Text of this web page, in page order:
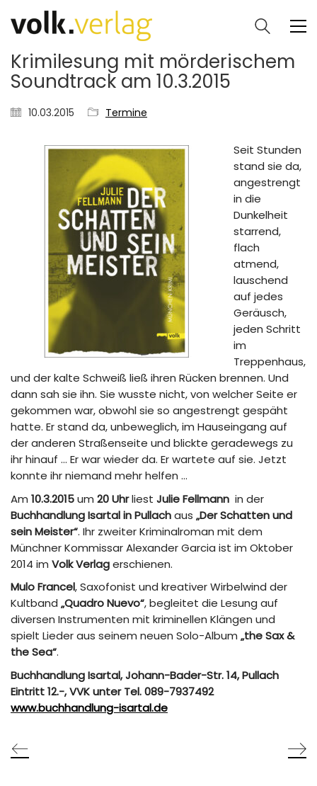
Krimilesung mit mörderischem
Soundtrack am 10.3.2015
10.03.2015 Termine
Seit Stunden
stand sie da,
angestrengt
in die
Dunkelheit
starrend,
flach
atmend,
lauschend
auf jedes
Geräusch,
jeden Schritt
im
Treppenhaus,
und der kalte Schweiß ließ ihren Rücken brennen. Und
dann sah sie ihn. Sie wusste nicht, von welcher Seite er
gekommen war, obwohl sie so angestrengt gespäht
hatte. Er stand da, unbeweglich, im Hauseingang auf
der anderen Straßenseite und blickte geradewegs zu
ihr hinauf … Er war wieder da. Er wartete auf sie. Jetzt
konnte ihr niemand mehr helfen …
Am 10.3.2015um 20 Uhrliest Julie Fellmann in der
Buchhandlung Isartal in Pullachaus „Der Schatten und
sein Meister“. Ihr zweiter Kriminalroman mit dem
Münchner Kommissar Alexander Garcia ist im Oktober
2014 im Volk Verlagerschienen.
Mulo Francel, Saxofonist und kreativer Wirbelwind der
Kultband „Quadro Nuevo“, begleitet die Lesung auf
diversen Instrumenten mit kriminellen Klängen und
spielt Lieder aus seinem neuen Solo-Album „the Sax &
the Sea“.
Buchhandlung Isartal, Johann-Bader-Str. 14, Pullach
Eintritt 12.-, VVK unter Tel. 089-7937492
www.buchhandlung-isartal.de